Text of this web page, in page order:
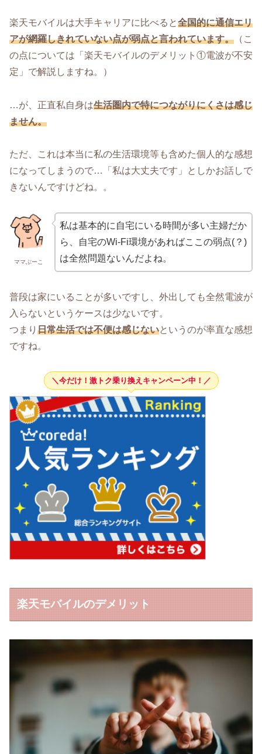
楽天モバイルは大手キャリアに比べると全国的に通信エリ
アが網羅しきれていない点が弱点と言われています。 （こ
の点については「楽天モバイルのデメリット①電波が不安
定」で解説しますね。）
…が、正直私自身は生活圏内で特につながりにくさは感じ
ません。
ただ、これは本当に私の生活環境等も含めた個人的な感想
になってしまうので…「私は大丈夫です」としかお話しで
きないんですけどね。。
ママぶーこ
私は基本的に自宅にいる時間が多い主婦だか
ら、自宅のWi-Fi環境があればここの弱点(？)
は全然問題ないんだよね。
普段は家にいることが多いですし、外出しても全然電波が
入らないというケースは少ないです。
つまり 日常生活では不便は感じないというのが率直な感想
ですね。
＼今だけ！激トク乗り換えキャンペーン中！／
楽天モバイルのデメリット